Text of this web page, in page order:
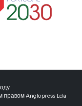
правом Anglopress Lda